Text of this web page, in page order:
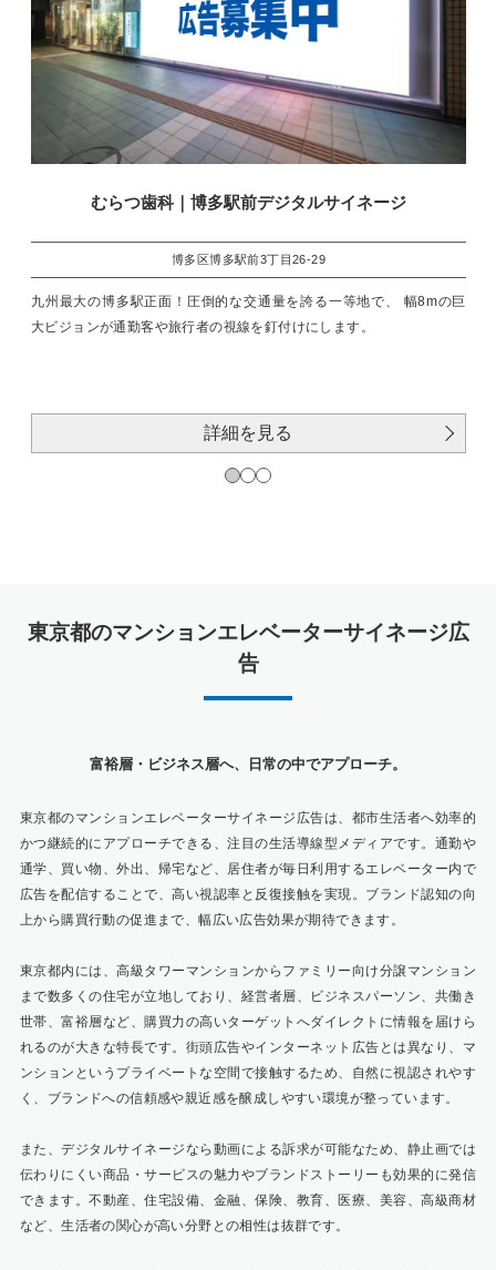
むらつ歯科｜博多駅前デジタルサイネージ
博多区博多駅前3丁目26-29
九州最大の博多駅正面！圧倒的な交通量を誇る一等地で、 幅8mの巨
大ビジョンが通勤客や旅行者の視線を釘付けにします。
詳細を見る
東京都のマンションエレベーターサイネージ広
告
富裕層・ビジネス層へ、日常の中でアプローチ。
東京都のマンションエレベーターサイネージ広告は、都市生活者へ効率的
かつ継続的にアプローチできる、注目の生活導線型メディアです。通勤や
通学、買い物、外出、帰宅など、居住者が毎日利用するエレベーター内で
広告を配信することで、高い視認率と反復接触を実現。ブランド認知の向
上から購買行動の促進まで、幅広い広告効果が期待できます。
東京都内には、高級タワーマンションからファミリー向け分譲マンション
まで数多くの住宅が立地しており、経営者層、ビジネスパーソン、共働き
世帯、富裕層など、購買力の高いターゲットへダイレクトに情報を届けら
れるのが大きな特長です。街頭広告やインターネット広告とは異なり、マ
ンションというプライベートな空間で接触するため、自然に視認されやす
く、ブランドへの信頼感や親近感を醸成しやすい環境が整っています。
また、デジタルサイネージなら動画による訴求が可能なため、静止画では
伝わりにくい商品・サービスの魅力やブランドストーリーも効果的に発信
できます。不動産、住宅設備、金融、保険、教育、医療、美容、高級商材
など、生活者の関心が高い分野との相性は抜群です。